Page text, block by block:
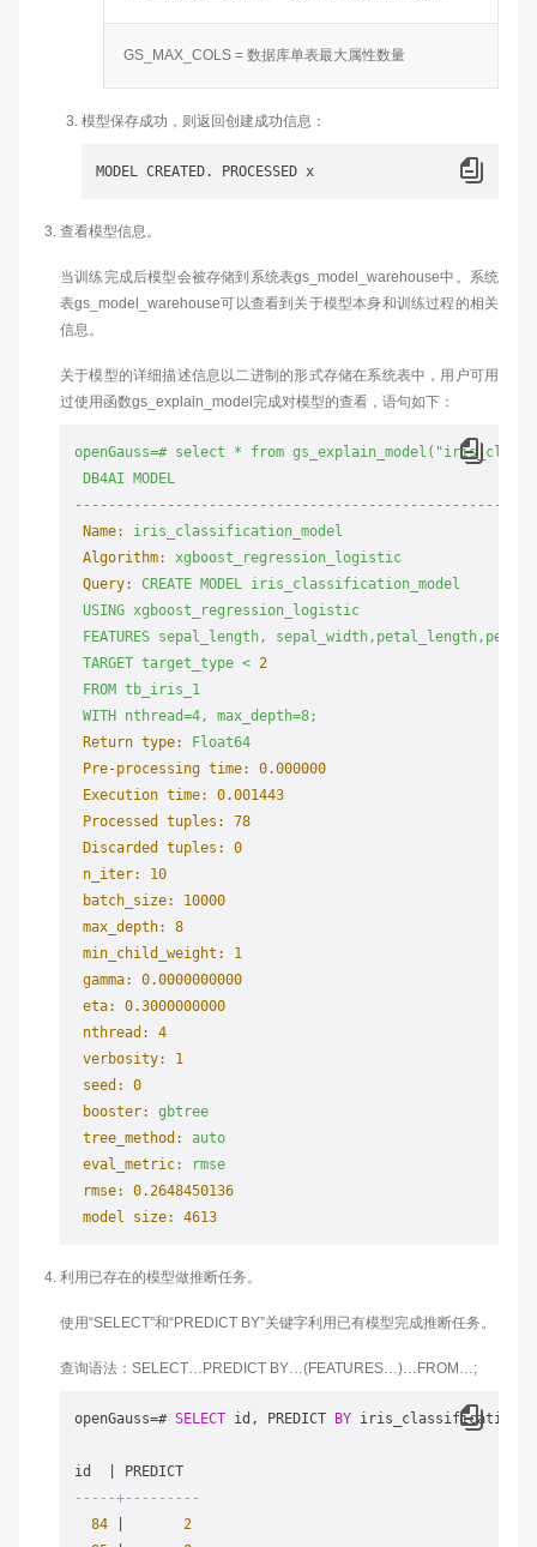
GS_MAX_COLS = 数据库单表最大属性数量
模型保存成功，则返回创建成功信息：
查看模型信息。
当训练完成后模型会被存储到系统表gs_model_warehouse中。系统
表gs_model_warehouse可以查看到关于模型本身和训练过程的相关
信息。
关于模型的详细描述信息以二进制的形式存储在系统表中，用户可用
过使用函数gs_explain_model完成对模型的查看，语句如下：
openGauss=# select * from
DB4AI
MODEL
Name:
iris_classification_model
Algorithm:
xgboost_regression_logistic
Query:
CREATE MODEL iris_classification_model
USING xgboost_regression_logistic
FEATURES sepal_length,
TARGET target_type < 2
FROM tb_iris_1
WITH
nthread=4,
max_depth=8;
Return type:
Float64
Pre-processing time:
0.000000
Execution time:
0.001443
Processed tuples:
78
Discarded tuples:
0
n_iter:
10
batch_size:
10000
max_depth:
8
min_child_weight:
1
gamma:
0.0000000000
eta:
0.3000000000
nthread:
4
verbosity:
1
seed:
0
booster:
gbtree
tree_method:
auto
eval_metric:
rmse
rmse:
0.2648450136
model size:
4613
利用已存在的模型做推断任务。
使用“SELECT”和“PREDICT BY”关键字利用已有模型完成推断任务。
查询语法：SELECT…PREDICT BY…(FEATURES…)…FROM…;
openGauss=# SELECT id, PREDICT BY iris_classification
id
-----+---------
84
2